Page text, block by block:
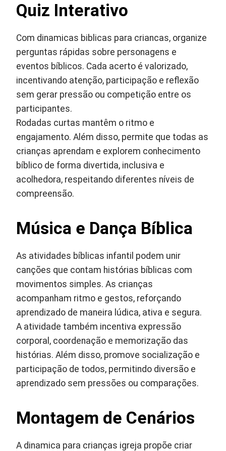
Quiz Interativo
Com dinamicas biblicas para criancas, organize
perguntas rápidas sobre personagens e
eventos bíblicos. Cada acerto é valorizado,
incentivando atenção, participação e reflexão
sem gerar pressão ou competição entre os
participantes.
Rodadas curtas mantêm o ritmo e
engajamento. Além disso, permite que todas as
crianças aprendam e explorem conhecimento
bíblico de forma divertida, inclusiva e
acolhedora, respeitando diferentes níveis de
compreensão.
Música e Dança Bíblica
As atividades bíblicas infantil podem unir
canções que contam histórias bíblicas com
movimentos simples. As crianças
acompanham ritmo e gestos, reforçando
aprendizado de maneira lúdica, ativa e segura.
A atividade também incentiva expressão
corporal, coordenação e memorização das
histórias. Além disso, promove socialização e
participação de todos, permitindo diversão e
aprendizado sem pressões ou comparações.
Montagem de Cenários
A dinamica para crianças igreja propõe criar